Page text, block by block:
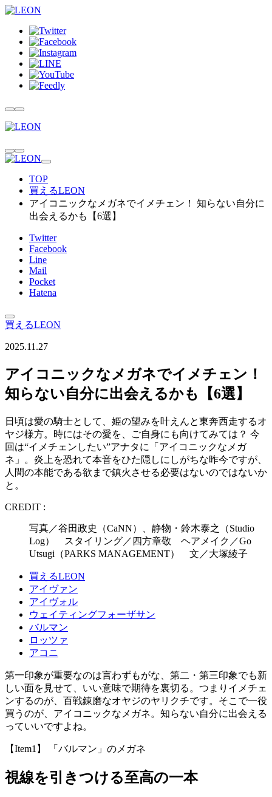
TOP
買えるLEON
アイコニックなメガネでイメチェン！ 知らない自分に
出会えるかも【6選】
Twitter
Facebook
Line
Mail
Pocket
Hatena
買えるLEON
2025.11.27
アイコニックなメガネでイメチェン！
知らない自分に出会えるかも【6選】
日頃は愛の騎士として、姫の望みを叶えんと東奔西走するオ
ヤジ様方。時にはその愛を、ご自身にも向けてみては？ 今
回は“イメチェンしたい”アナタに「アイコニックなメガ
ネ」。炎上を恐れて本音をひた隠しにしがちな昨今ですが、
人間の本能である欲まで鎮火させる必要はないのではないか
と。
CREDIT :
写真／谷田政史（CaNN）、静物・鈴木泰之（Studio
Log） スタイリング／四方章敬 ヘアメイク／Go
Utsugi（PARKS MANAGEMENT） 文／大塚綾子
買えるLEON
アイヴァン
アイヴォル
ウェイティングフォーザサン
バルマン
ロッツァ
アコニ
第一印象が重要なのは言わずもがな、第二・第三印象でも新
しい面を見せて、いい意味で期待を裏切る。つまりイメチェ
ンするのが、百戦錬磨なオヤジのヤリクチです。そこで一役
買うのが、アイコニックなメガネ。知らない自分に出会える
っていいですよね。
【Item1】 「バルマン」のメガネ
視線を引きつける至高の一本